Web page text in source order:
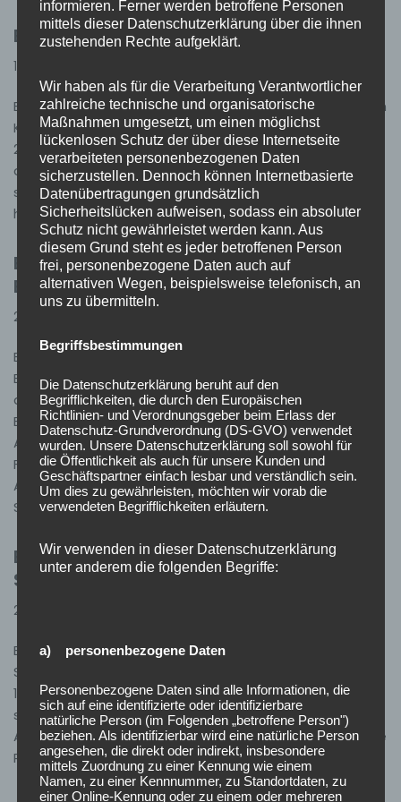
Einsatz 35/2025 – H0 Ölspur
16. Oktober 2025
Einsatz 35/2025 28.09.2025, 12:10 Uhr H-0 Ölspur Ötigheim
KdoW, MZF, MTW + Öl-Anhänger Am Samstag, den
28.09.2025, wurden wir zu einer gemeldeten Ölspur
alarmiert. Nach dem Eintreffen an der Einsatzstelle
stellte sich heraus, dass es sich um eine Dieselspur
handelte, die sich durch den Ort…Weiterlesen »
Einsatz 34/2025 – B2 GMA
Brandmeldeanlage
2. Oktober 2025
Einsatz 34/2025 12.09.2025, 17:49 Uhr B-2 GMA
Brandmeldeanlage Ötigheim HLF 20/16, LF 10 Am Freitag,
den 12.09.2025 wurden wir zu einer ausgelösten
Brandmeldeanlage in eine Pflegeeinrichtung alarmiert.
Als Auslöser konnten Staubaufwirbelungen im
Fahrstuhlschacht ausfindig gemacht werden das die
Anlage zum Auslösen brachte. Nachdem der
Schacht…Weiterlesen »
Einsatz 33/2025 – H2 Person droht zu
Springen
2. Oktober 2025
Einsatz 33/2025 11.09.2025, 00:36 Uhr H-2 Person droht zu
Springen Ötigheim HLF 20/16, LF 10 Am Dienstag, den
11.09.2025 wurden wir alarmiert da eine Person drohte zu
springen. Jedoch wurde der Einsatz noch auf der
Anfahrt abgebrochen, da die Polizei glücklicherweise die
Person in ihre…Weiterlesen »
informieren. Ferner werden betroffene Personen
mittels dieser Datenschutzerklärung über die ihnen
zustehenden Rechte aufgeklärt.
Wir haben als für die Verarbeitung Verantwortlicher
zahlreiche technische und organisatorische
Maßnahmen umgesetzt, um einen möglichst
lückenlosen Schutz der über diese Internetseite
verarbeiteten personenbezogenen Daten
sicherzustellen. Dennoch können Internetbasierte
Datenübertragungen grundsätzlich
Sicherheitslücken aufweisen, sodass ein absoluter
Schutz nicht gewährleistet werden kann. Aus
diesem Grund steht es jeder betroffenen Person
frei, personenbezogene Daten auch auf
alternativen Wegen, beispielsweise telefonisch, an
uns zu übermitteln.
Begriffsbestimmungen
Die Datenschutzerklärung beruht auf den
Begrifflichkeiten, die durch den Europäischen
Richtlinien- und Verordnungsgeber beim Erlass der
Datenschutz-Grundverordnung (DS-GVO) verwendet
wurden. Unsere Datenschutzerklärung soll sowohl für
die Öffentlichkeit als auch für unsere Kunden und
Geschäftspartner einfach lesbar und verständlich sein.
Um dies zu gewährleisten, möchten wir vorab die
verwendeten Begrifflichkeiten erläutern.
Wir verwenden in dieser Datenschutzerklärung
unter anderem die folgenden Begriffe:
a) personenbezogene Daten
Personenbezogene Daten sind alle Informationen, die
sich auf eine identifizierte oder identifizierbare
natürliche Person (im Folgenden „betroffene Person")
beziehen. Als identifizierbar wird eine natürliche Person
angesehen, die direkt oder indirekt, insbesondere
mittels Zuordnung zu einer Kennung wie einem
Namen, zu einer Kennnummer, zu Standortdaten, zu
einer Online-Kennung oder zu einem oder mehreren